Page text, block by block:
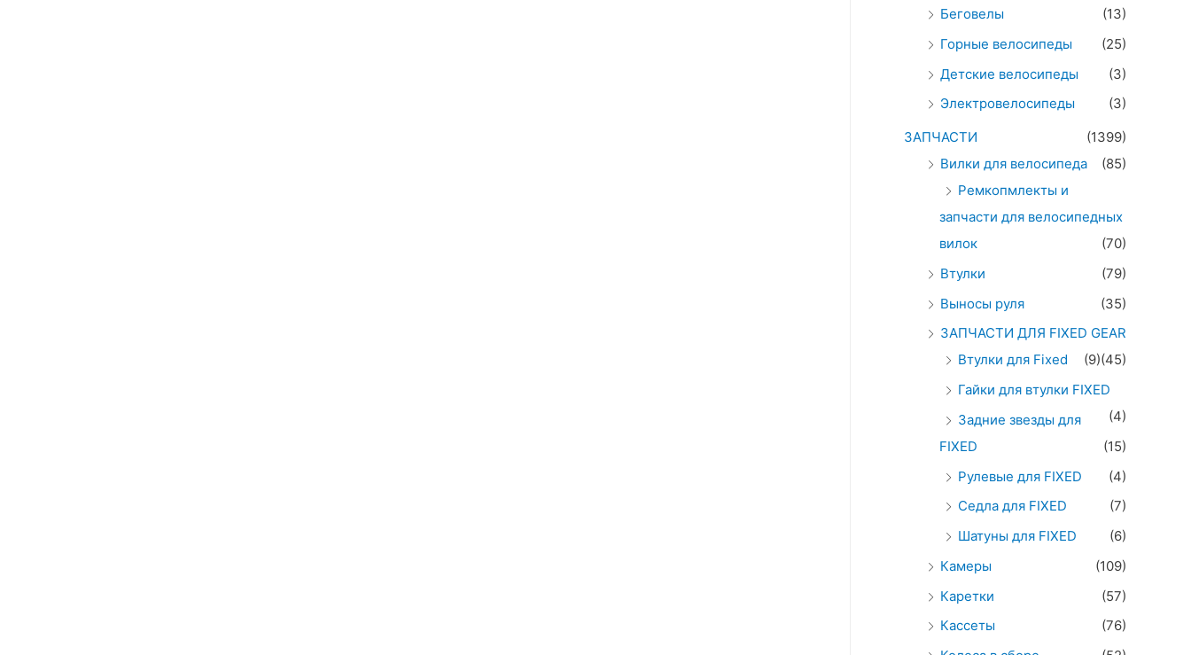
Беговелы
(13)
Горные велосипеды
(25)
Детские велосипеды
(3)
Электровелосипеды
(3)
ЗАПЧАСТИ
(1399)
Вилки для велосипеда
(85)
Ремкопмлекты и
запчасти для велосипедных
вилок
(70)
Втулки
(79)
Выносы руля
(35)
ЗАПЧАСТИ ДЛЯ FIXED GEAR
(45)
Втулки для Fixed
(9)
Гайки для втулки FIXED
(4)
Задние звезды для
FIXED
(15)
Рулевые для FIXED
(4)
Седла для FIXED
(7)
Шатуны для FIXED
(6)
Камеры
(109)
Каретки
(57)
Кассеты
(76)